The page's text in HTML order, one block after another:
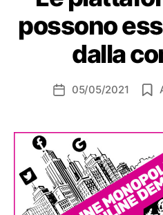
possono
dalla
Data05/05/2021